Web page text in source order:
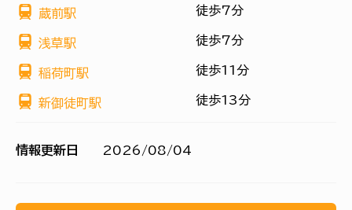
蔵前駅 徒歩7分
浅草駅 徒歩7分
稲荷町駅 徒歩11分
新御徒町駅 徒歩13分
情報更新日 2026/08/04